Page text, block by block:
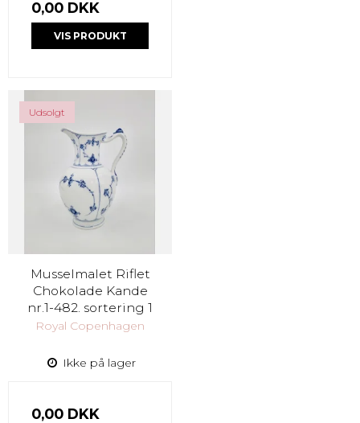
0,00 DKK
VIS PRODUKT
Udsolgt
Musselmalet Riflet
Chokolade Kande
nr.1-482. sortering 1
Royal Copenhagen
Ikke på lager
0,00 DKK